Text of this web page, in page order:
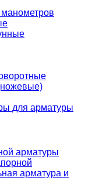
для арматуры
арматуры
арматура и